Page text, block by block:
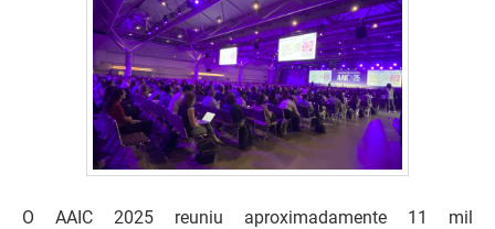
O AAIC 2025 reuniu aproximadamente 11 mil